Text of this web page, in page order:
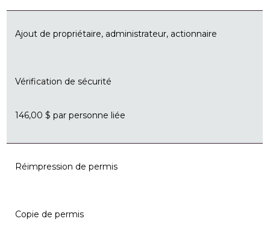
Ajout de propriétaire, administrateur, actionnaire
Vérification de sécurité
146,00 $ par personne liée
Réimpression de permis
Copie de permis